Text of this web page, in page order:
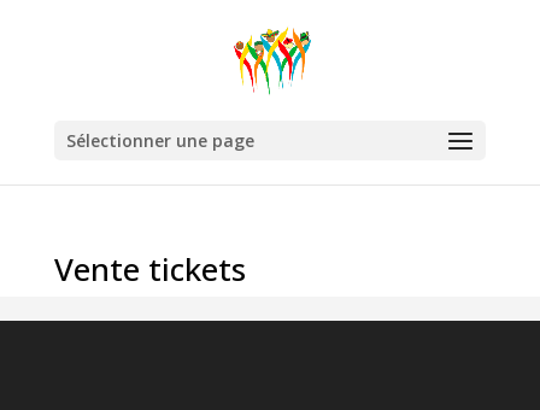
Sélectionner une page
Vente tickets